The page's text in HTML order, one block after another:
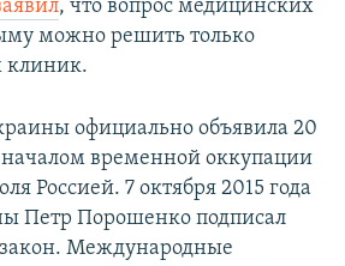
, что вопрос медицинских
можно решить только
клиник.
официально объявила 20
началом временной оккупации
Россией. 7 октября 2015 года
Петр Порошенко подписал
Международные